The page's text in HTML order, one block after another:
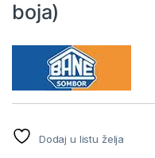
boja)
Dodaj u listu želja